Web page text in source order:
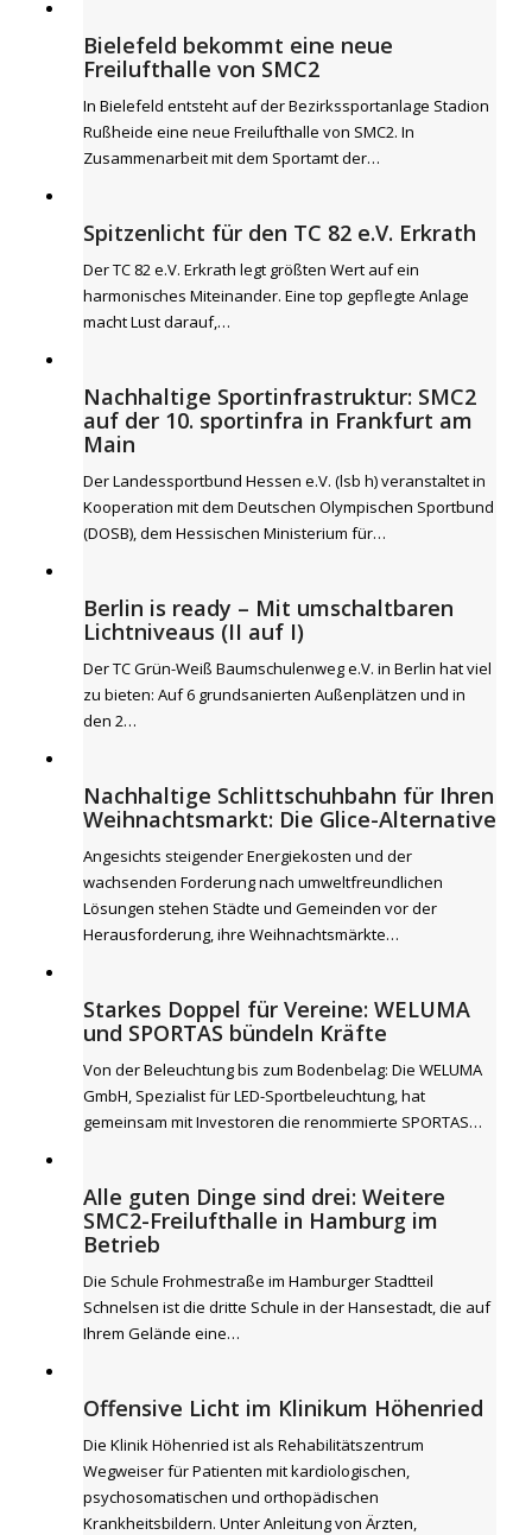
Bielefeld bekommt eine neue
Freilufthalle von SMC2
In Bielefeld entsteht auf der Bezirkssportanlage Stadion
Rußheide eine neue Freilufthalle von SMC2. In
Zusammenarbeit mit dem Sportamt der…
Spitzenlicht für den TC 82 e.V. Erkrath
Der TC 82 e.V. Erkrath legt größten Wert auf ein
harmonisches Miteinander. Eine top gepflegte Anlage
macht Lust darauf,…
Nachhaltige Sportinfrastruktur: SMC2
auf der 10. sportinfra in Frankfurt am
Main
Der Landessportbund Hessen e.V. (lsb h) veranstaltet in
Kooperation mit dem Deutschen Olympischen Sportbund
(DOSB), dem Hessischen Ministerium für…
Berlin is ready – Mit umschaltbaren
Lichtniveaus (II auf I)
Der TC Grün-Weiß Baumschulenweg e.V. in Berlin hat viel
zu bieten: Auf 6 grundsanierten Außenplätzen und in
den 2…
Nachhaltige Schlittschuhbahn für Ihren
Weihnachtsmarkt: Die Glice-Alternative
Angesichts steigender Energiekosten und der
wachsenden Forderung nach umweltfreundlichen
Lösungen stehen Städte und Gemeinden vor der
Herausforderung, ihre Weihnachtsmärkte…
Starkes Doppel für Vereine: WELUMA
und SPORTAS bündeln Kräfte
Von der Beleuchtung bis zum Bodenbelag: Die WELUMA
GmbH, Spezialist für LED-Sportbeleuchtung, hat
gemeinsam mit Investoren die renommierte SPORTAS…
Alle guten Dinge sind drei: Weitere
SMC2-Freilufthalle in Hamburg im
Betrieb
Die Schule Frohmestraße im Hamburger Stadtteil
Schnelsen ist die dritte Schule in der Hansestadt, die auf
Ihrem Gelände eine…
Offensive Licht im Klinikum Höhenried
Die Klinik Höhenried ist als Rehabilitätszentrum
Wegweiser für Patienten mit kardiologischen,
psychosomatischen und orthopädischen
Krankheitsbildern. Unter Anleitung von Ärzten,